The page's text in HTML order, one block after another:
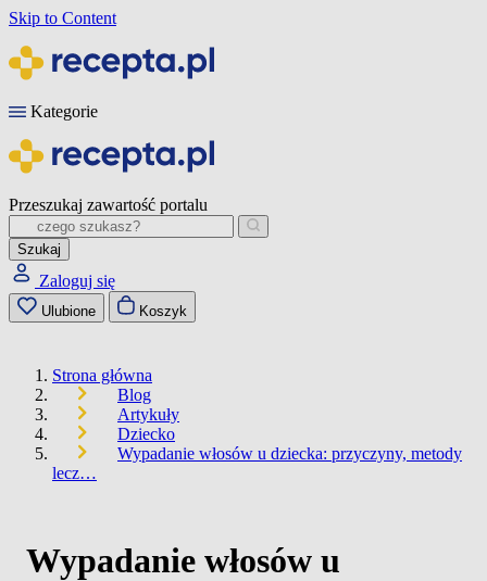
Skip to Content
Kategorie
Przeszukaj zawartość portalu
Szukaj
Zaloguj się
Ulubione Koszyk
Strona główna
Blog
Artykuły
Dziecko
Wypadanie włosów u dziecka: przyczyny, metody
lecz…
Wypadanie włosów u